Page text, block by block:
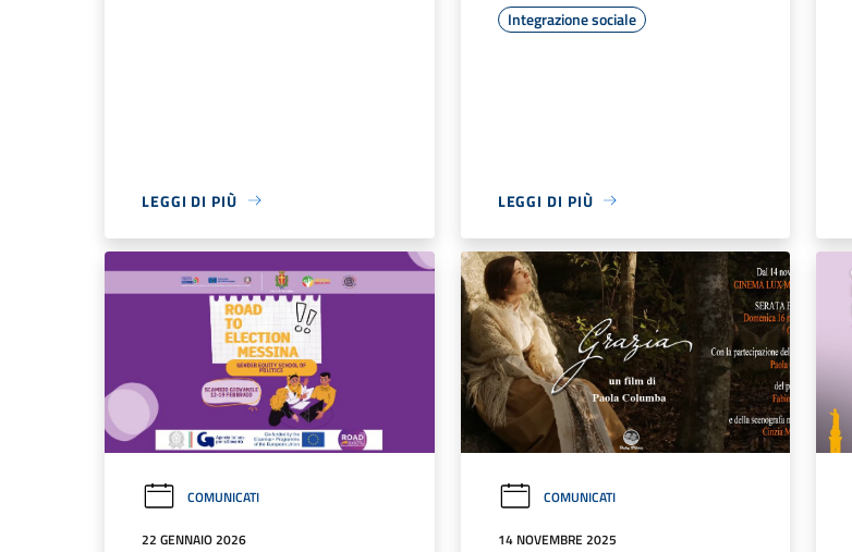
LEGGI DI PIÙ
Integrazione sociale
LEGGI DI PIÙ
COMUNICATI
22 GENNAIO 2026
COMUNICATI
14 NOVEMBRE 2025